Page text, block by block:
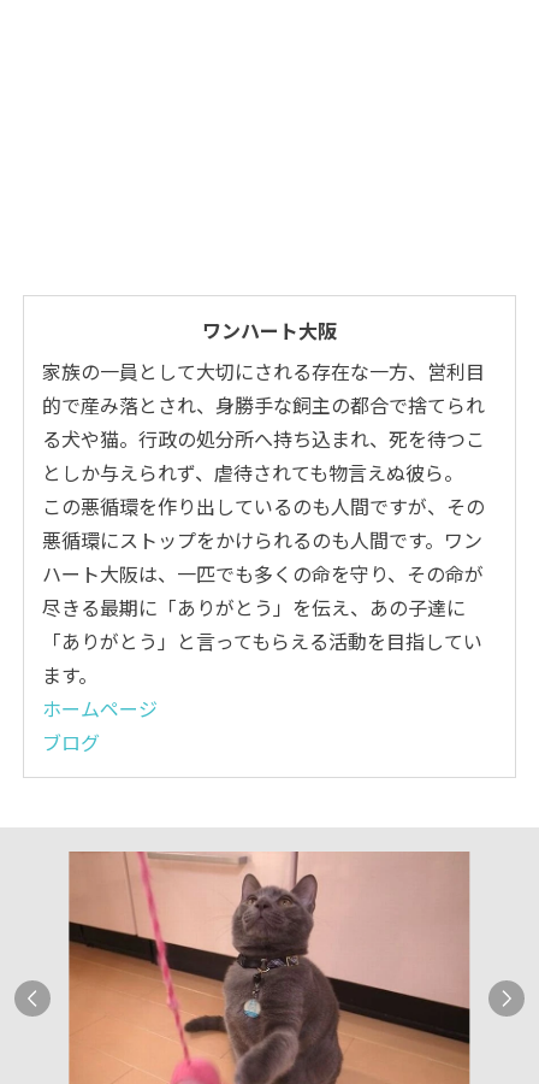
ワンハート大阪
家族の一員として大切にされる存在な一方、営利目
的で産み落とされ、身勝手な飼主の都合で捨てられ
る犬や猫。行政の処分所へ持ち込まれ、死を待つこ
としか与えられず、虐待されても物言えぬ彼ら。
この悪循環を作り出しているのも人間ですが、その
悪循環にストップをかけられるのも人間です。ワン
ハート大阪は、一匹でも多くの命を守り、その命が
尽きる最期に「ありがとう」を伝え、あの子達に
「ありがとう」と言ってもらえる活動を目指してい
ます。
ホームページ
ブログ